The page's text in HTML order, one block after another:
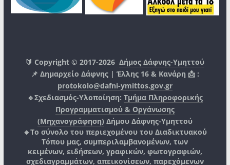
🔰 Copyright © 2017-2026Δήμος Δάφνης-Υμηττού
📌 Δημαρχείο Δάφνης | Έλλης 16 & Κανάρη 📩 :
protokolo@dafni-ymittos.gov.gr
🔹Σχεδιασμός-Υλοποίηση: Τμήμα Πληροφορικής
Προγραμματισμού & Οργάνωσης
(Μηχανογράφηση) Δήμου Δάφνης-Υμηττού
🔸Το σύνολο του περιεχομένου του Διαδικτυακού
Τόπου μας, συμπεριλαμβανομένων, των
κειμένων, ειδήσεων, γραφικών, φωτογραφιών,
σχεδιαγραμμάτων, απεικονίσεων, παρεχόμενων